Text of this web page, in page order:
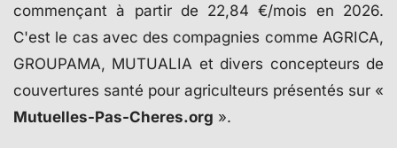
commençant à partir de 22,84 €/mois en 2026.
C'est le cas avec des compagnies comme AGRICA,
GROUPAMA, MUTUALIA et divers concepteurs de
couvertures santé pour agriculteurs présentés sur «
Mutuelles-Pas-Cheres.org ».